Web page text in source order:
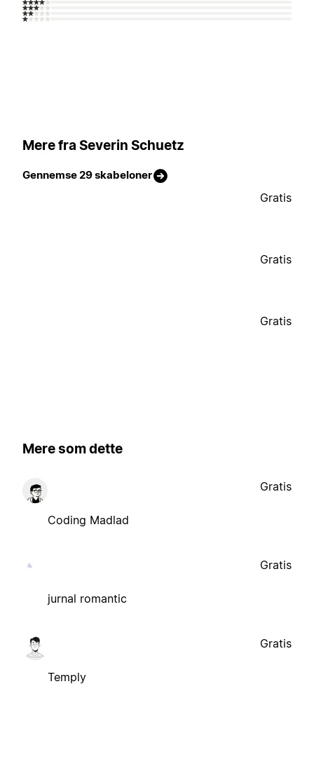
Mere fra Severin Schuetz
Gennemse 29 skabeloner
Gratis
Gratis
Gratis
Mere som dette
Coding Madlad
Gratis
jurnal romantic
Gratis
Temply
Gratis